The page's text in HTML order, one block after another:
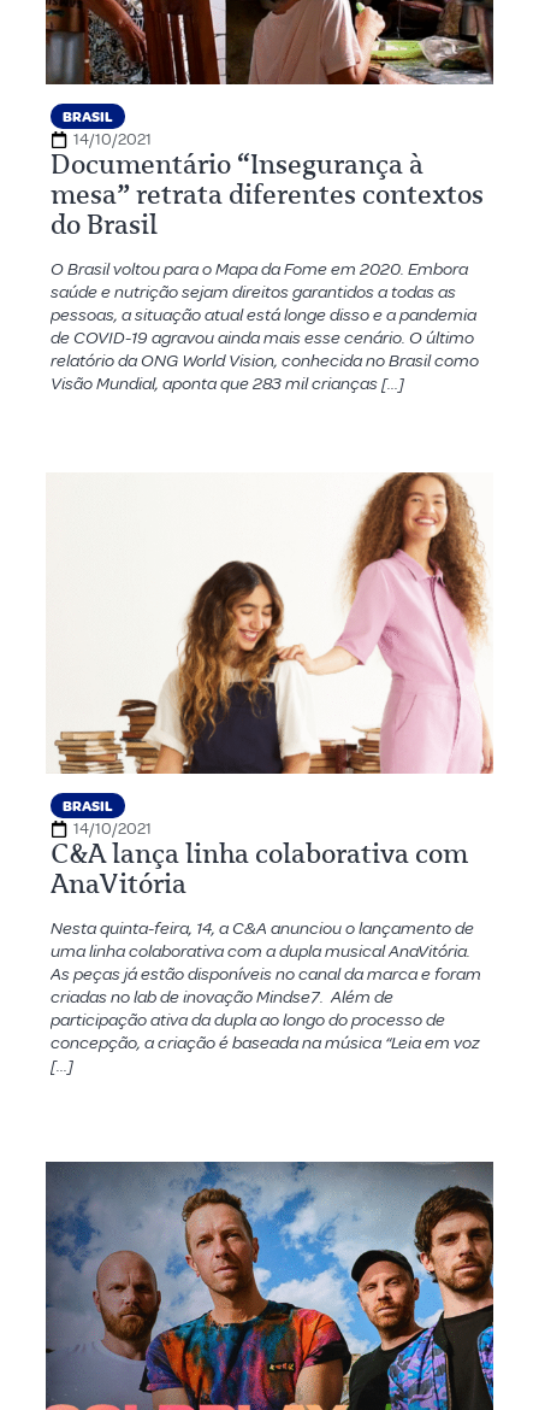
BRASIL
14/10/2021
Documentário “Insegurança à
mesa” retrata diferentes contextos
do Brasil
O Brasil voltou para o Mapa da Fome em 2020. Embora
saúde e nutrição sejam direitos garantidos a todas as
pessoas, a situação atual está longe disso e a pandemia
de COVID-19 agravou ainda mais esse cenário. O último
relatório da ONG World Vision, conhecida no Brasil como
Visão Mundial, aponta que 283 mil crianças […]
BRASIL
14/10/2021
C&A lança linha colaborativa com
AnaVitória
Nesta quinta-feira, 14, a C&A anunciou o lançamento de
uma linha colaborativa com a dupla musical AnaVitória.
As peças já estão disponíveis no canal da marca e foram
criadas no lab de inovação Mindse7. Além de
participação ativa da dupla ao longo do processo de
concepção, a criação é baseada na música “Leia em voz
[…]